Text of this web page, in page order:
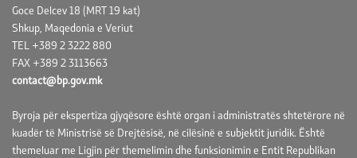
Goce Delcev 18 (MRT 19 kat)
Shkup, Maqedonia e Veriut
TEL +389 2 3222 880
FAX +389 2 3113663
contact@bp.gov.mk
Byroja për ekspertiza gjyqësore është organ i administratës shtetërore në
kuadër të Ministrisë së Drejtësisë, në cilësinë e subjektit juridik. Është
themeluar me Ligjin për themelimin dhe funksionimin e Entit Republikan